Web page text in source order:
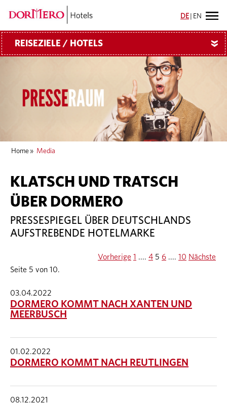
DE EN
REISEZIELE / HOTELS »
Home » Media
KLATSCH UND TRATSCH
ÜBER DORMERO
PRESSESPIEGEL ÜBER DEUTSCHLANDS
AUFSTREBENDE HOTELMARKE
Seite 5 von 10.
Vorherige 1 .... 4 5 6 .... 10 Nächste
03.04.2022
DORMERO KOMMT NACH XANTEN UND
MEERBUSCH
01.02.2022
DORMERO KOMMT NACH REUTLINGEN
08.12.2021